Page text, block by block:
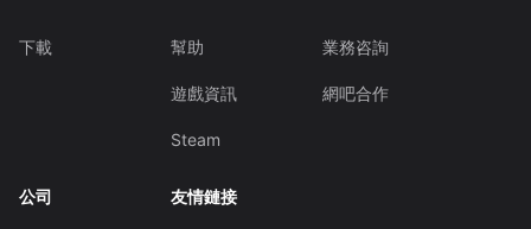
下載 幫助
遊戲資訊
Steam
業務咨詢
網吧合作
公司 友情鏈接